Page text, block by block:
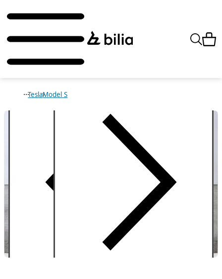
TeslaModel S